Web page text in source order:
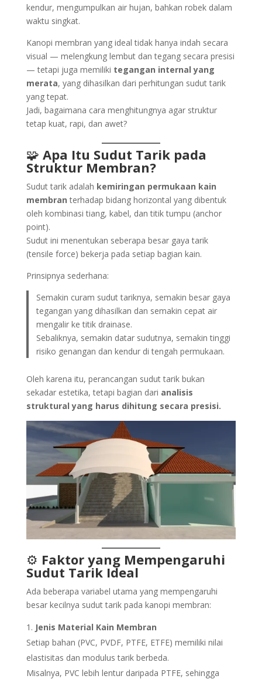
kendur, mengumpulkan air hujan, bahkan robek dalam
waktu singkat.
Kanopi membran yang ideal tidak hanya indah secara
visual — melengkung lembut dan tegang secara presisi
— tetapi juga memiliki tegangan internal yang
merata, yang dihasilkan dari perhitungan sudut tarik
yang tepat.
Jadi, bagaimana cara menghitungnya agar struktur
tetap kuat, rapi, dan awet?
🧩 Apa Itu Sudut Tarik pada
Struktur Membran?
Sudut tarik adalah kemiringan permukaan kain
membran terhadap bidang horizontal yang dibentuk
oleh kombinasi tiang, kabel, dan titik tumpu (anchor
point).
Sudut ini menentukan seberapa besar gaya tarik
(tensile force) bekerja pada setiap bagian kain.
Prinsipnya sederhana:
Semakin curam sudut tariknya, semakin besar gaya
tegangan yang dihasilkan dan semakin cepat air
mengalir ke titik drainase.
Sebaliknya, semakin datar sudutnya, semakin tinggi
risiko genangan dan kendur di tengah permukaan.
Oleh karena itu, perancangan sudut tarik bukan
sekadar estetika, tetapi bagian dari analisis
struktural yang harus dihitung secara presisi.
⚙️ Faktor yang Mempengaruhi
Sudut Tarik Ideal
Ada beberapa variabel utama yang mempengaruhi
besar kecilnya sudut tarik pada kanopi membran:
Jenis Material Kain Membran
Setiap bahan (PVC, PVDF, PTFE, ETFE) memiliki nilai
elastisitas dan modulus tarik berbeda.
Misalnya, PVC lebih lentur daripada PTFE, sehingga